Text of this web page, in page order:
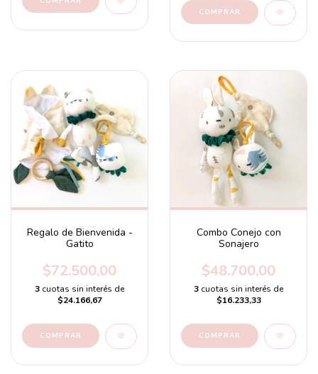
Regalo de Bienvenida -
Gatito
$72.500,00
3 cuotas sin interés de
$24.166,67
Combo Conejo con
Sonajero
$48.700,00
3 cuotas sin interés de
$16.233,33